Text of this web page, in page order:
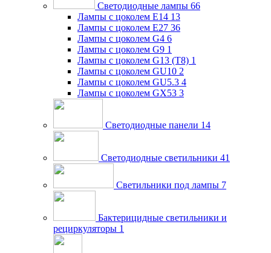
Светодиодные лампы 66
Лампы с цоколем E14 13
Лампы с цоколем E27 36
Лампы с цоколем G4 6
Лампы с цоколем G9 1
Лампы с цоколем G13 (Т8) 1
Лампы с цоколем GU10 2
Лампы с цоколем GU5.3 4
Лампы с цоколем GX53 3
Светодиодные панели 14
Светодиодные светильники 41
Светильники под лампы 7
Бактерицидные светильники и
рециркуляторы 1